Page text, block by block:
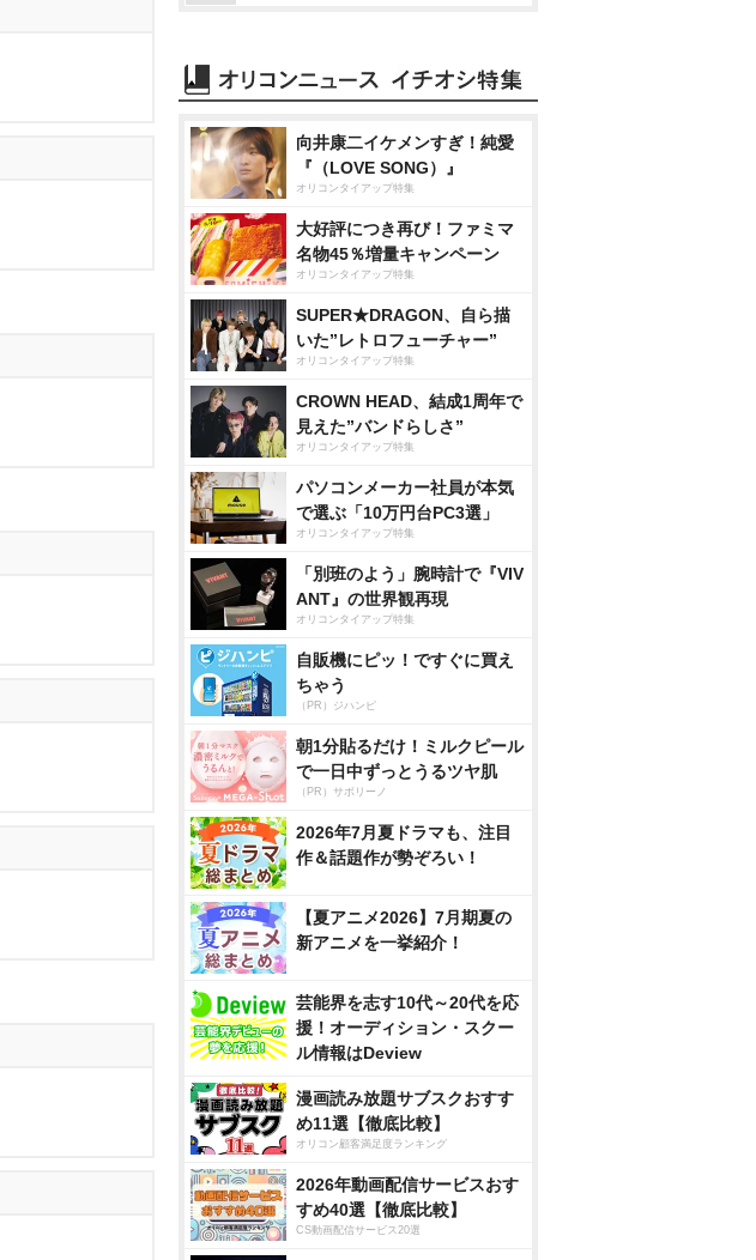
向井康二イケメンすぎ！純愛
『（LOVE SONG）』
オリコンタイアップ特集
大好評につき再び！ファミマ
名物45％増量キャンペーン
オリコンタイアップ特集
SUPER★DRAGON、自ら描
いた”レトロフューチャー”
オリコンタイアップ特集
CROWN HEAD、結成1周年で
見えた”バンドらしさ”
オリコンタイアップ特集
パソコンメーカー社員が本気
で選ぶ「10万円台PC3選」
オリコンタイアップ特集
「別班のよう」腕時計で『VIV
ANT』の世界観再現
オリコンタイアップ特集
自販機にピッ！ですぐに買え
ちゃう
（PR）ジハンピ
朝1分貼るだけ！ミルクピール
で一日中ずっとうるツヤ肌
（PR）サボリーノ
2026年7月夏ドラマも、注目
作＆話題作が勢ぞろい！
【夏アニメ2026】7月期夏の
新アニメを一挙紹介！
芸能界を志す10代～20代を応
援！オーディション・スクー
ル情報はDeview
漫画読み放題サブスクおすす
め11選【徹底比較】
オリコン顧客満足度ランキング
2026年動画配信サービスおす
すめ40選【徹底比較】
CS動画配信サービス20選